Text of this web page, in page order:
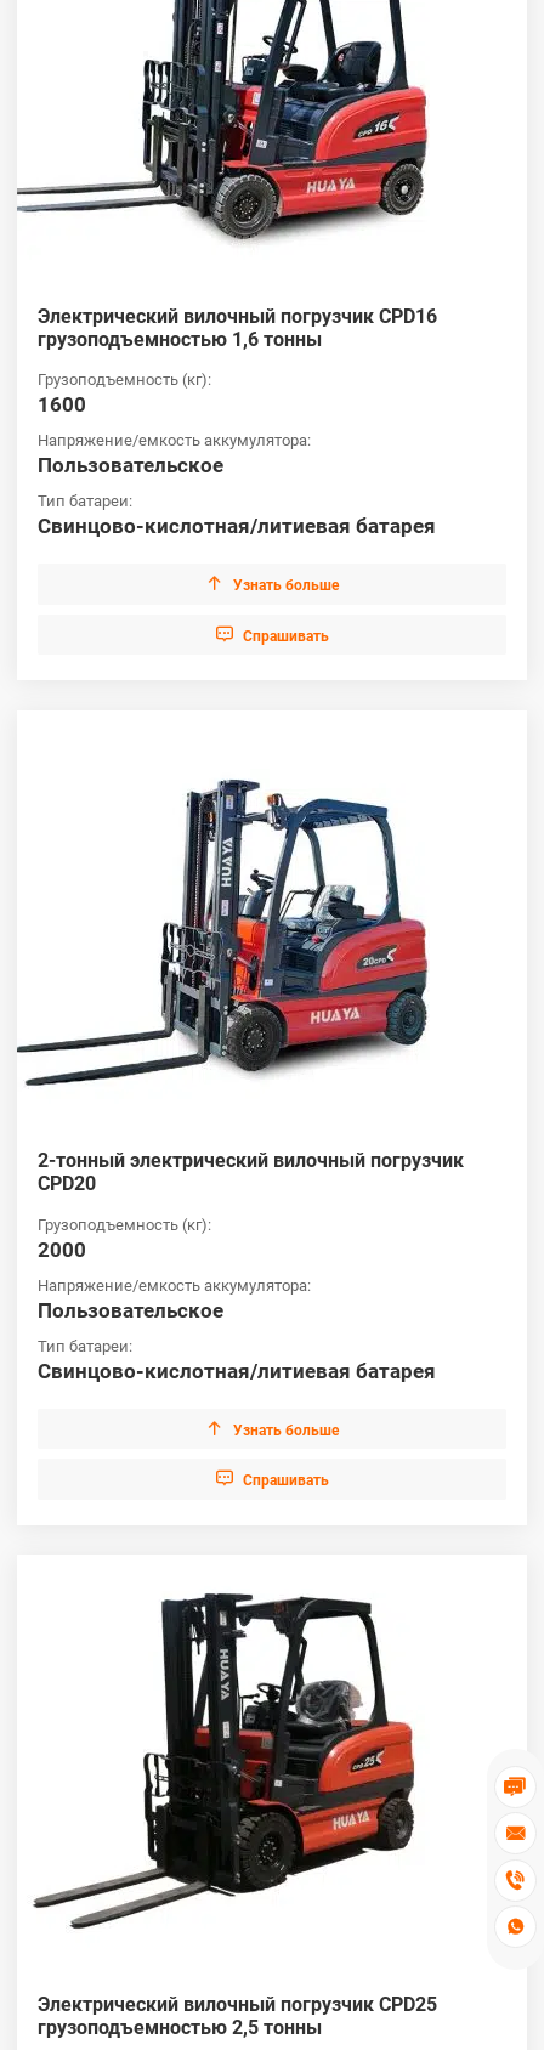




Электрический вилочный погрузчик CPD16
грузоподъемностью 1,6 тонны
Грузоподъемность (кг):
1600
Напряжение/емкость аккумулятора:
Пользовательское
Тип батареи:
Свинцово-кислотная/литиевая батарея
 Узнать больше
 Cпрашивать
2-тонный электрический вилочный погрузчик
CPD20
Грузоподъемность (кг):
2000
Напряжение/емкость аккумулятора:
Пользовательское
Тип батареи:
Свинцово-кислотная/литиевая батарея
 Узнать больше
 Cпрашивать
Электрический вилочный погрузчик CPD25
грузоподъемностью 2,5 тонны